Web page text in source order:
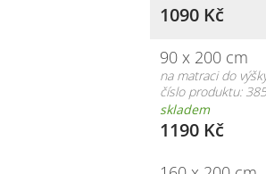
1090 Kč
90 x 200 cm
na matraci do
číslo produktu:
skladem
1190 Kč